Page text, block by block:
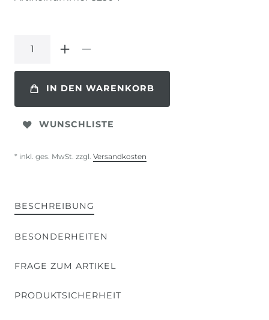
IN DEN WARENKORB
WUNSCHLISTE
* inkl. ges. MwSt. zzgl. Versandkosten
BESCHREIBUNG
BESONDERHEITEN
FRAGE ZUM ARTIKEL
PRODUKTSICHERHEIT